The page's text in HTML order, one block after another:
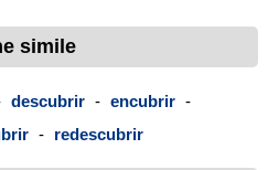
simile
descubrir - encubrir -
- redescubrir